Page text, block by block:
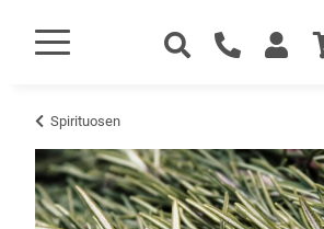
Spirituosen